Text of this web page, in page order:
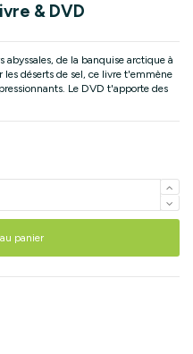
& DVD
abyssales, de la banquise arctique à
déserts de sel, ce livre t'emmène
Le DVD t'apporte des
panier